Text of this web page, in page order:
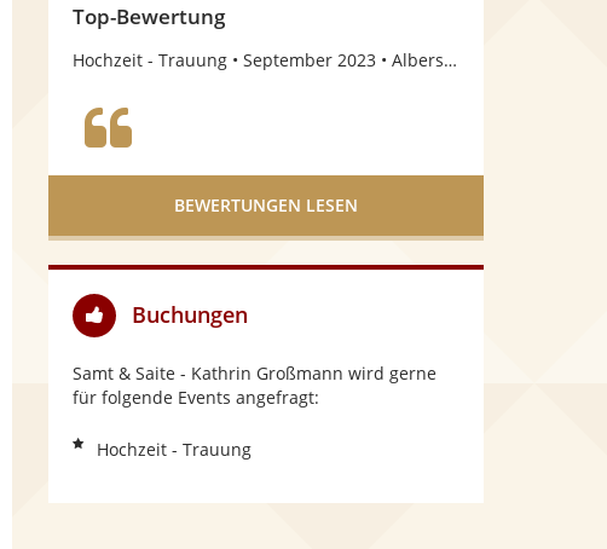
n
e
Top-Bewertung
Hochzeit - Trauung September 2023 Albershausen
BEWERTUNGEN LESEN
Buchungen
Samt & Saite - Kathrin Großmann wird gerne
für folgende Events angefragt:
Hochzeit - Trauung